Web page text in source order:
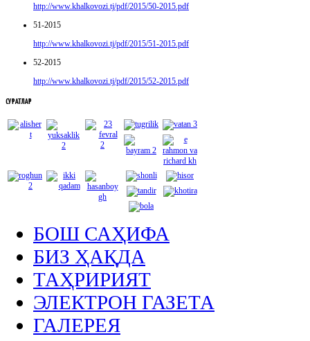
http://www.khalkovozi.tj/pdf/2015/50-2015.pdf
51-2015
http://www.khalkovozi.tj/pdf/2015/51-2015.pdf
52-2015
http://www.khalkovozi.tj/pdf/2015/52-2015.pdf
СУРАТЛАР
БОШ САҲИФА
БИЗ ҲАҚДА
ТАҲРИРИЯТ
ЭЛЕКТРОН ГАЗЕТА
ГАЛЕРЕЯ